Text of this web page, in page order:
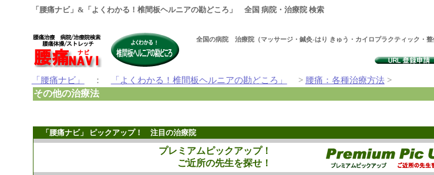
「腰痛ナビ」&「よくわかる！椎間板ヘルニアの勘どころ」 全国 病院・治療院 検索
全国の病院 治療院（マッサージ・鍼灸-はり きゅう・カイロプラクティック・
「腰痛ナビ」 ： 「よくわかる！椎間板ヘルニアの勘どころ」 > 腰痛：各種治療方法>
その他の治療法
「腰痛ナビ」 ピックアップ！ 注目の治療院
プレミアムピックアップ！
ご近所の先生を探せ！